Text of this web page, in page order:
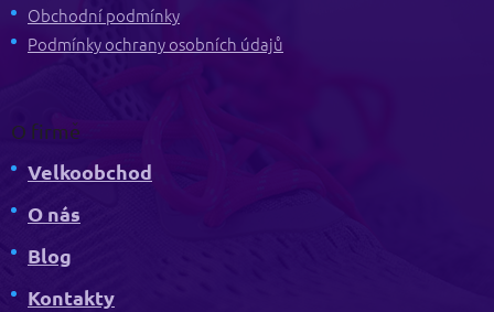
Obchodní podmínky
Podmínky ochrany osobních údajů
O firmě
Velkoobchod
O nás
Blog
Kontakty